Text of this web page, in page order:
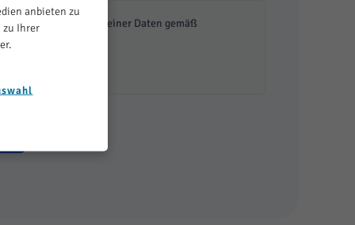
der Verarbeitung meiner Daten gemäß
anbieten zu
zu Ihrer